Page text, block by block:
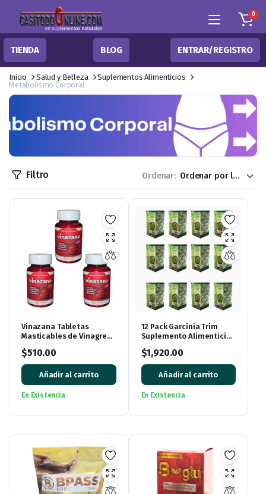
0
TIENDA BLOG ENTRAR/REGISTRO
Inicio Salud y Belleza
Suplementos Alimenticios
Metabolismo Corporal
Filtro Ordenar:
Vinazana Tabletas
Masticables de Vinagre
Vitaminas y
Superalimentos
$510.00
Añadir al carrito
En Existencia
12 Pack Garcinia Trim
Suplemento Alimenticio
360 Cápsulas
$1,920.00
Añadir al carrito
En Existencia